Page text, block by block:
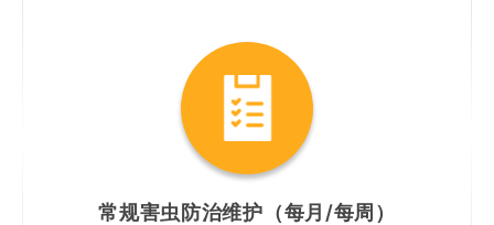
常规害虫防治维护（每月/每周）